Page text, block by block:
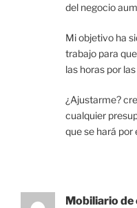
del negocio
Mi objetivo ha
trabajo para
las horas por
¿Ajustarme?
cualquier
que se hará por
Mobiliario de